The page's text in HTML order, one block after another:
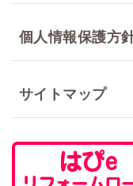
個人情報保護方
サイトマップ